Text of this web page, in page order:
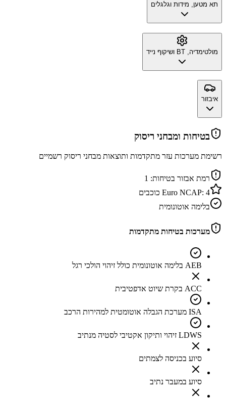
תא מטען, מידות וגלגלים
מולטימדיה, BT ושיקוף נייד
איבזור
בטיחות ומבחני ריסוק
רשימת מערכות עזר מתקדמות ותוצאות מבחני ריסוק רשמיים
רמת אבזור בטיחות: 1
Euro NCAP: 4
כוכבים
בלימה אוטונומית
מערכות בטיחות מתקדמות
AEB בלימה אוטונומית כולל זיהוי הולכי רגל
ACC בקרת שיוט אדפטיבית
ISA מערכת הגבלה אוטומטית למהירות הרכב
LDWS זיהוי ותיקון אקטיבי לסטיה מנתיב
סיוע בכניסה לצמתים
סיוע במעבר נתיב